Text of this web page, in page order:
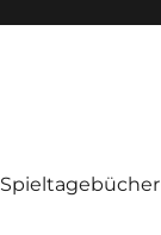
Spieltagebücher